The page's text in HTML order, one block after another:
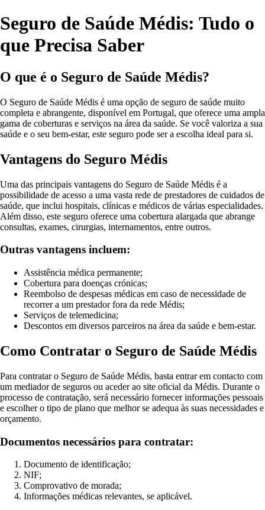
Seguro de Saúde Médis: Tudo o
que Precisa Saber
O que é o Seguro de Saúde Médis?
O Seguro de Saúde Médis é uma opção de seguro de saúde muito
completa e abrangente, disponível em Portugal, que oferece uma ampla
gama de coberturas e serviços na área da saúde. Se você valoriza a sua
saúde e o seu bem-estar, este seguro pode ser a escolha ideal para si.
Vantagens do Seguro Médis
Uma das principais vantagens do Seguro de Saúde Médis é a
possibilidade de acesso a uma vasta rede de prestadores de cuidados de
saúde, que inclui hospitais, clínicas e médicos de várias especialidades.
Além disso, este seguro oferece uma cobertura alargada que abrange
consultas, exames, cirurgias, internamentos, entre outros.
Outras vantagens incluem:
Assistência médica permanente;
Cobertura para doenças crónicas;
Reembolso de despesas médicas em caso de necessidade de
recorrer a um prestador fora da rede Médis;
Serviços de telemedicina;
Descontos em diversos parceiros na área da saúde e bem-estar.
Como Contratar o Seguro de Saúde Médis
Para contratar o Seguro de Saúde Médis, basta entrar em contacto com
um mediador de seguros ou aceder ao site oficial da Médis. Durante o
processo de contratação, será necessário fornecer informações pessoais
e escolher o tipo de plano que melhor se adequa às suas necessidades e
orçamento.
Documentos necessários para contratar:
Documento de identificação;
NIF;
Comprovativo de morada;
Informações médicas relevantes, se aplicável.